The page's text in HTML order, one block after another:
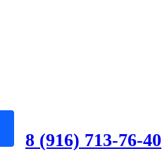
8 (916) 713-76-40